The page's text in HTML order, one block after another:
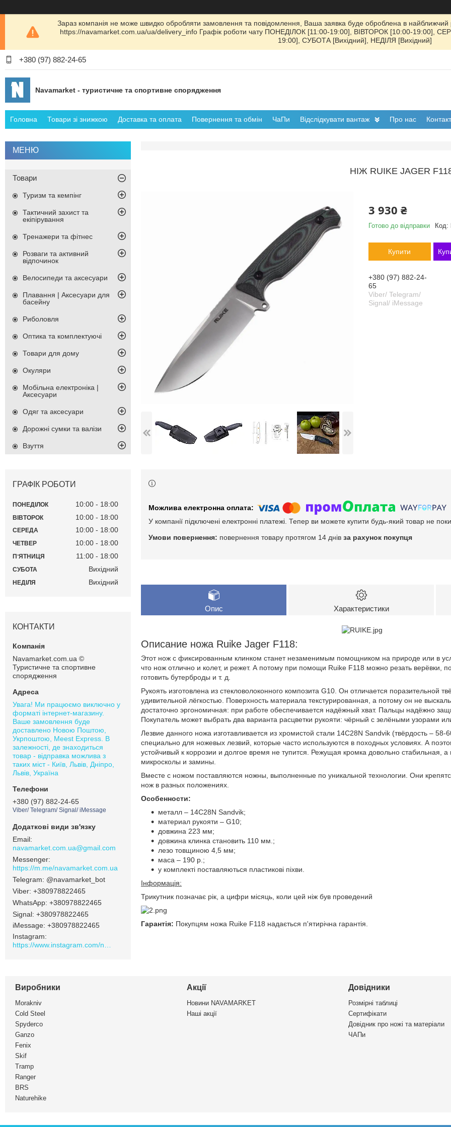
Зараз компанія не може швидко обробляти замовлення та повідомлення, Ваша заявка буде оброблена в найближчий
https://navamarket.com.ua/ua/delivery_info Графік роботи чату ПОНЕДІЛОК [11:00-19:00], ВІВТОРОК [10:00-19:00],
19:00], СУБОТА [Вихідний], НЕДІЛЯ [Вихідний]
+380 (97) 882-24-65
Navamarket - туристичне та спортивне спорядження
Головна Товари зі знижкою Доставка та оплата Повернення та обмін ЧаПи Відслідкувати вантаж Про нас
НІЖ RUIKE JAGER
3 930 ₴
Готово до відправки Код:
Купити
+380 (97) 882-24-
65
Viber/ Telegram/
Signal/ iMessage
У компанії підключені електронні платежі. Тепер ви можете купити будь-який товар не
повернення товару протягом 14 днів за рахунок покупця
Опис Характеристики
Описание ножа Ruike Jager F118:
Этот нож с фиксированным клинком станет незаменимым помощником на природе или в
что нож отлично и колет, и режет. А потому при помощи Ruike F118 можно резать верёвки,
готовить бутерброды и т. д.
Рукоять изготовлена из стекловолоконного композита G10. Он отличается поразительной
удивительной лёгкостью. Поверхность материала текстурированная, а потому он не
достаточно эргономичная: при работе обеспечивается надёжный хват. Пальцы надёжно
Покупатель может выбрать два варианта расцветки рукояти: чёрный с зелёными узорами
Лезвие данного ножа изготавливается из хромистой стали 14C28N Sandvik (твёрдость –
специально для ножевых лезвий, которые часто используются в походных условиях. А
устойчивый к коррозии и долгое время не тупится. Режущая кромка довольно стабильная,
микросколы и замины.
Вместе с ножом поставляются ножны, выполненные по уникальной технологии. Они
нож в разных положениях.
Особенности:
металл – 14C28N Sandvik;
материал рукояти – G10;
довжина 223 мм;
довжина клинка становить 110 мм.;
лезо товщиною 4,5 мм;
маса – 190 р.;
у комплекті поставляються пластикові піхви.
Інформація:
Трикутник позначає рік, а цифри місяць, коли цей ніж був проведений
Гарантія: Покупцям ножа Ruike F118 надається п'ятирічна гарантія.
Товари
Туризм та кемпінг
Тактичний захист та
екіпірування
Тренажери та фітнес
Розваги та активний
відпочинок
Велосипеди та аксесуари
Плавання | Аксесуари для
басейну
Риболовля
Оптика та комплектуючі
Товари для дому
Окуляри
Мобільна електроніка |
Аксесуари
Одяг та аксесуари
Дорожні сумки та валізи
Взуття
ГРАФІК РОБОТИ
ПОНЕДІЛОК 10:00 18:00
ВІВТОРОК 10:00 18:00
СЕРЕДА 10:00 18:00
ЧЕТВЕР 10:00 18:00
ПʼЯТНИЦЯ 11:00 18:00
СУБОТА Вихідний
НЕДІЛЯ Вихідний
КОНТАКТИ
Navamarket.com.ua ©
Туристичне та спортивне
спорядження
Увага! Ми працюємо виключно у
форматі інтернет-магазину.
Ваше замовлення буде
доставлено Новою Поштою,
Укрпоштою, Meest Express. В
залежності, де знаходиться
товар - відправка можлива з
таких міст - Київ, Львів, Дніпро,
Львів, Україна
+380 (97) 882-24-65
Viber/ Telegram/ Signal/ iMessage
navamarket.com.ua@gmail.com
https://m.me/navamarket.com.ua
@navamarket_bot
+380978822465
+380978822465
Signal +380978822465
iMessage +380978822465
Instagram
Виробники
Morakniv
Cold Steel
Spyderco
Ganzo
Fenix
Skif
Tramp
Ranger
BRS
Naturehike
Акції
Новини NAVAMARKET
Наші акції
Довідники
Розмірні таблиці
Сертифікати
Довідник про ножі та матеріали
ЧАПи